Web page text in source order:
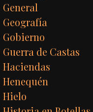
General
Geografía
Gobierno
Guerra de Castas
Haciendas
Henequén
Hielo